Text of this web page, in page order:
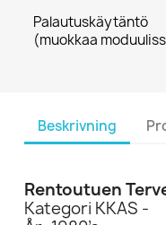
Palautuskäytäntö
(muokkaa
Beskrivning
Rentoutuen
Kategori KKAS -